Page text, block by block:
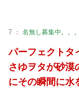
7 ： 名無し募集中。。
パーフェクトタ
さゆヲタが砂漠
にその瞬間に水